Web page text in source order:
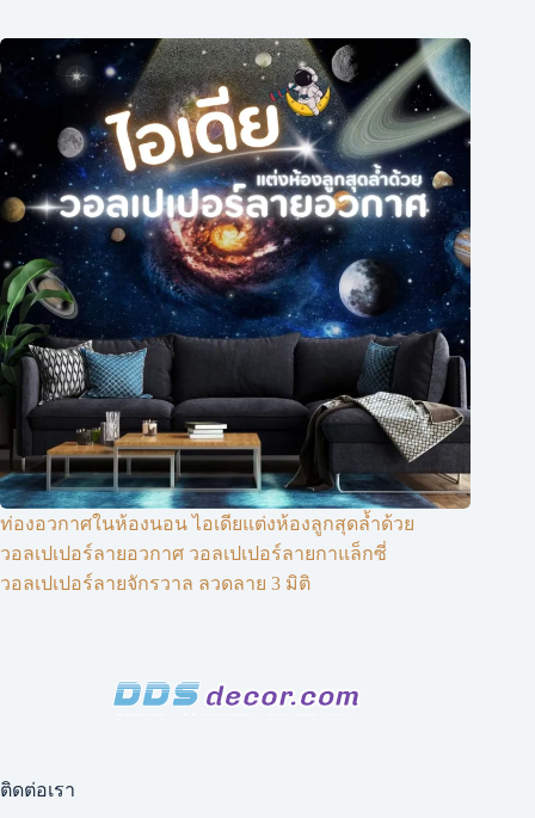
ท่องอวกาศในห้องนอน ไอเดียแต่งห้องลูกสุดล้ำด้วย
วอลเปเปอร์ลายอวกาศ วอลเปเปอร์ลายกาแล็กซี่
วอลเปเปอร์ลายจักรวาล ลวดลาย 3 มิติ
ติดต่อเรา